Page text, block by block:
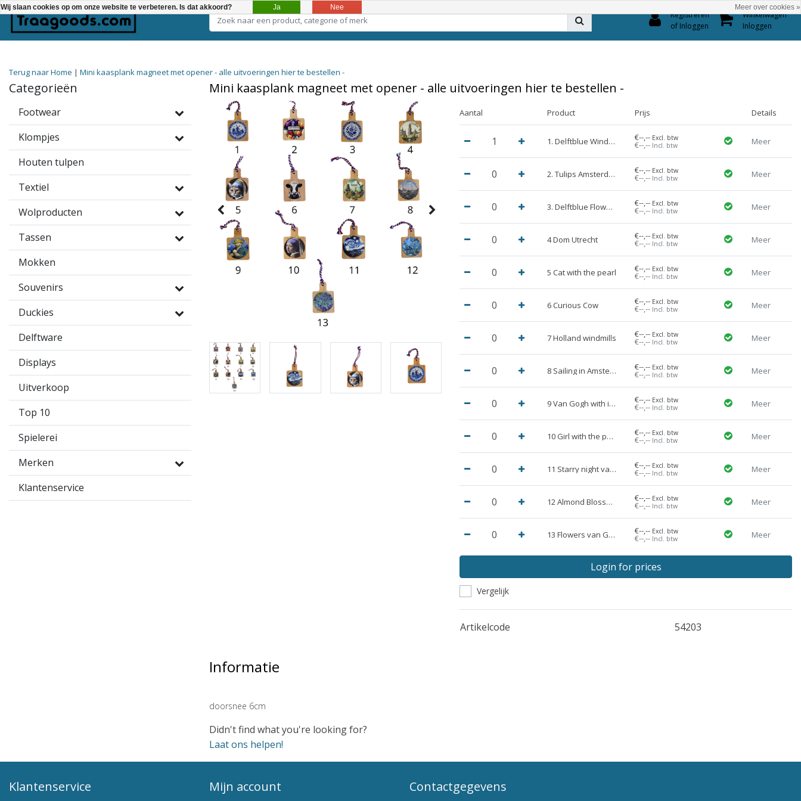
Registreren
of Inloggen
Winkelwagen
Inloggen
Terug naar Home | Mini kaasplank magneet met opener - alle uitvoeringen hier te bestellen -
Categorieën
Footwear
Klompjes
Houten tulpen
Textiel
Wolproducten
Tassen
Mokken
Souvenirs
Duckies
Delftware
Displays
Uitverkoop
Top 10
Spielerei
Merken
Klantenservice
Mini kaasplank magneet met opener - alle uitvoeringen hier te bestellen -
Aantal Product Prijs Details
1. Delftblue Windmill €--,-- Excl. btw
€--,-- Incl. btw Meer
2. Tulips Amsterdam €--,-- Excl. btw
€--,-- Incl. btw Meer
3. Delftblue Flowers €--,-- Excl. btw
€--,-- Incl. btw Meer
4 Dom Utrecht €--,-- Excl. btw
€--,-- Incl. btw Meer
5 Cat with the pearl €--,-- Excl. btw
€--,-- Incl. btw Meer
6 Curious Cow €--,-- Excl. btw
€--,-- Incl. btw Meer
7 Holland windmills €--,-- Excl. btw
€--,-- Incl. btw Meer
8 Sailing in Amsterdam €--,-- Excl. btw
€--,-- Incl. btw Meer
9 Van Gogh with icecream €--,-- Excl. btw
€--,-- Incl. btw Meer
10 Girl with the pearl €--,-- Excl. btw
€--,-- Incl. btw Meer
11 Starry night van Gogh €--,-- Excl. btw
€--,-- Incl. btw Meer
12 Almond Blossom van Gogh €--,-- Excl. btw
€--,-- Incl. btw Meer
13 Flowers van Gogh €--,-- Excl. btw
€--,-- Incl. btw Meer
Login for prices
Vergelijk
Artikelcode 54203
Informatie
doorsnee 6cm
Didn't find what you're looking for?
Laat ons helpen!
Klantenservice Mijn account Contactgegevens
Wij slaan cookies op om onze website te verbeteren. Is dat akkoord? Ja Nee Meer over cookies »